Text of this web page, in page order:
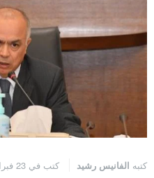
كتبه الفانيس رشيد كتب في 23 فبراير 2024 - 9:22 ص